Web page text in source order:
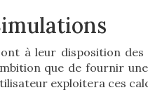
à leur disposition
que de fournir
exploitera ces